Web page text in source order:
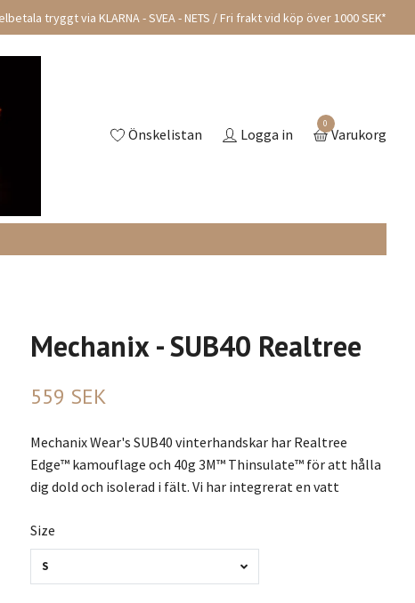
tryggt via KLARNA - SVEA - NETS / Fri frakt vid köp över 1000 SEK*
Önskelistan Logga in
0
Varukorg
Mechanix - SUB40 Realtree
559 SEK
Mechanix Wear's SUB40 vinterhandskar har Realtree
Edge™ kamouflage och 40g 3M™ Thinsulate™ för att hålla
dig dold och isolerad i fält. Vi har integrerat en vatt
Size
S